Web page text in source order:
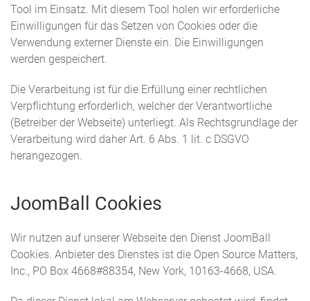
Tool im Einsatz. Mit diesem Tool holen wir erforderliche
Einwilligungen für das Setzen von Cookies oder die
Verwendung externer Dienste ein. Die Einwilligungen
werden gespeichert.
Die Verarbeitung ist für die Erfüllung einer rechtlichen
Verpflichtung erforderlich, welcher der Verantwortliche
(Betreiber der Webseite) unterliegt. Als Rechtsgrundlage der
Verarbeitung wird daher Art. 6 Abs. 1 lit. c DSGVO
herangezogen.
JoomBall Cookies
Wir nutzen auf unserer Webseite den Dienst JoomBall
Cookies. Anbieter des Dienstes ist die Open Source Matters,
Inc., PO Box 4668#88354, New York, 10163-4668, USA.